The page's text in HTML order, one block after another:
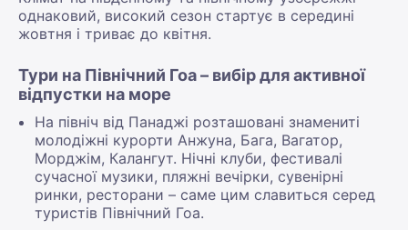
однаковий, високий сезон стартує в середині
жовтня і триває до квітня.
Тури на Північний Гоа – вибір для активної
відпустки на море
На північ від Панаджі розташовані знамениті
молодіжні курорти Анжуна, Бага, Вагатор,
Морджім, Калангут. Нічні клуби, фестивалі
сучасної музики, пляжні вечірки, сувенірні
ринки, ресторани – саме цим славиться серед
туристів Північний Гоа.